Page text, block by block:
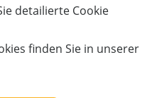
detailierte Cookie
finden Sie in unserer